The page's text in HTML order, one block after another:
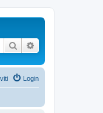
Cerca
Login